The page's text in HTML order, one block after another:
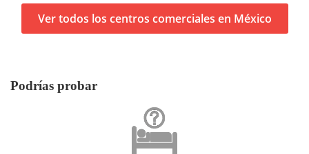
Ver todos los centros comerciales en México
Podrías probar